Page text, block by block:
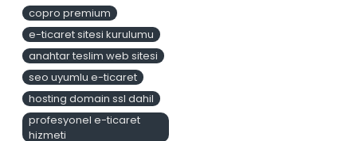
copro premium
e-ticaret sitesi kurulumu
anahtar teslim web sitesi
seo uyumlu e-ticaret
hosting domain ssl dahil
profesyonel e-ticaret
hizmeti